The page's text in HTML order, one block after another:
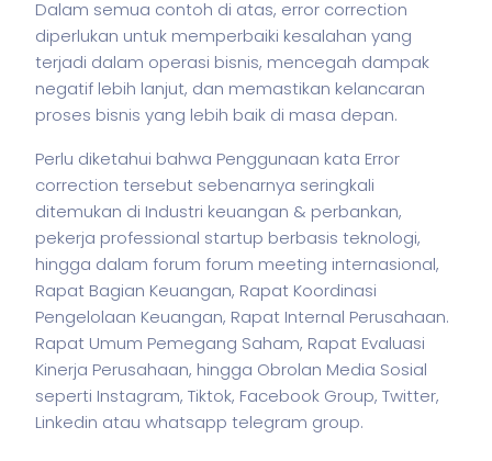
Dalam semua contoh di atas, error correction
diperlukan untuk memperbaiki kesalahan yang
terjadi dalam operasi bisnis, mencegah dampak
negatif lebih lanjut, dan memastikan kelancaran
proses bisnis yang lebih baik di masa depan.
Perlu diketahui bahwa Penggunaan kata Error
correction tersebut sebenarnya seringkali
ditemukan di Industri keuangan & perbankan,
pekerja professional startup berbasis teknologi,
hingga dalam forum forum meeting internasional,
Rapat Bagian Keuangan, Rapat Koordinasi
Pengelolaan Keuangan, Rapat Internal Perusahaan.
Rapat Umum Pemegang Saham, Rapat Evaluasi
Kinerja Perusahaan, hingga Obrolan Media Sosial
seperti Instagram, Tiktok, Facebook Group, Twitter,
Linkedin atau whatsapp telegram group.